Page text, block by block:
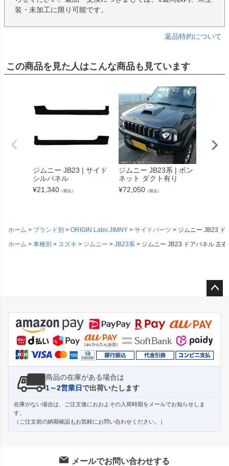
装・未加工に限り可能です。
返品特約について
この商品を見た人はこんな商品も見ています
ジムニー JB23 | サイド
シルパネル
¥21,340 （税込）
ジムニー JB23系 | ボン
ネット ダクト有り
¥72,050 （税込）
ジム
ホーム ブランド別 ORIGIN Labo.JIMNY サイドパーツ
ジムニー JB23 ド
ホーム
車種別 スズキ ジムニー JB23系 ジムニー JB23 ドアパネル 左
ジト
ップ
へ
商品の在庫がある場合は
1～2営業日で出荷いたします
在庫がない場合は、ご注文後におおよその入荷時期をメールでお知らせしま
す。
（ご注文前の納期確認もお気軽にお問い合わせください。）
メールでお問い合わせする